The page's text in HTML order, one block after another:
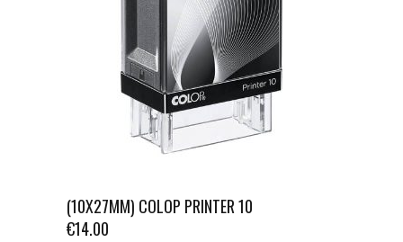
(10X27MM) COLOP PRINTER 10
€14.00